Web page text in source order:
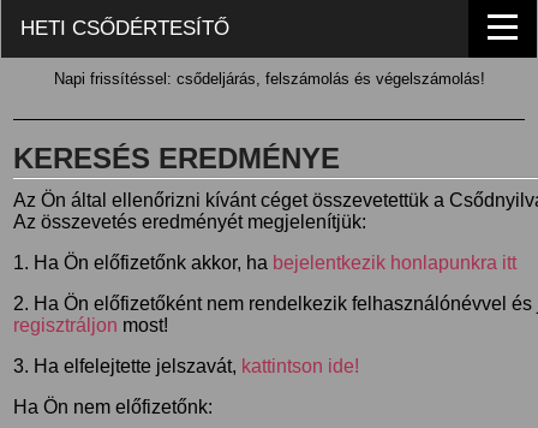
HETI CSŐDÉRTESÍTŐ
Napi frissítéssel: csődeljárás, felszámolás és végelszámolás!
KERESÉS EREDMÉNYE
Az Ön által ellenőrizni kívánt céget összevetettük a
Az összevetés eredményét megjelenítjük:
1. Ha Ön előfizetőnk akkor, ha bejelentkezik honlapunkra itt
2. Ha Ön előfizetőként nem rendelkezik felhasználónévvel
regisztráljon most!
3. Ha elfelejtette jelszavát, kattintson ide!
Ha Ön nem előfizetőnk: